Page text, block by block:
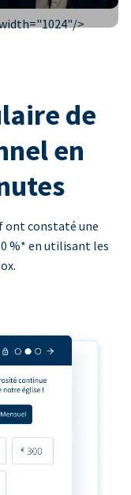
>
de
en
ont constaté une
%* en utilisant les